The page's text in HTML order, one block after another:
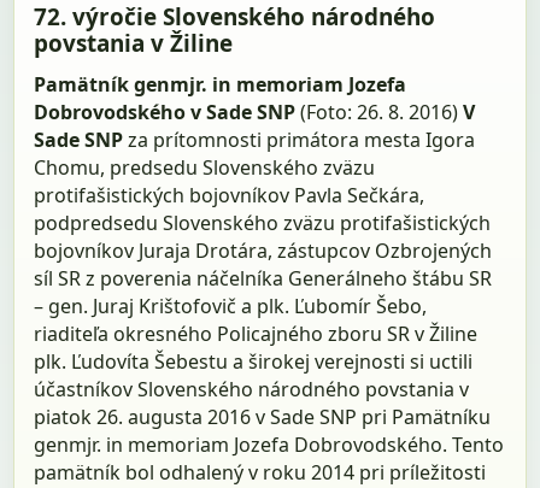
72. výročie Slovenského národného
povstania v Žiline
Pamätník genmjr. in memoriam Jozefa
Dobrovodského v Sade SNP(Foto: 26. 8. 2016)V
Sade SNPza prítomnosti primátora mesta Igora
Chomu, predsedu Slovenského zväzu
protifašistických bojovníkov Pavla Sečkára,
podpredsedu Slovenského zväzu protifašistických
bojovníkov Juraja Drotára, zástupcov Ozbrojených
síl SR z poverenia náčelníka Generálneho štábu SR
– gen. Juraj Krištofovič a plk. Ľubomír Šebo,
riaditeľa okresného Policajného zboru SR v Žiline
plk. Ľudovíta Šebestu a širokej verejnosti si uctili
účastníkov Slovenského národného povstania v
piatok 26. augusta 2016 v Sade SNP pri Pamätníku
genmjr. in memoriam Jozefa Dobrovodského. Tento
pamätník bol odhalený v roku 2014 pri príležitosti